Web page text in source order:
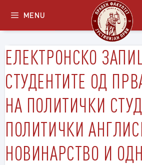
content
MENU
ЕЛЕКТРОНСКО
СТУДЕНТИТЕ ОД
НА ПОЛИТИЧКИ
ПОЛИТИЧКИ
НОВИНАРСТВО И